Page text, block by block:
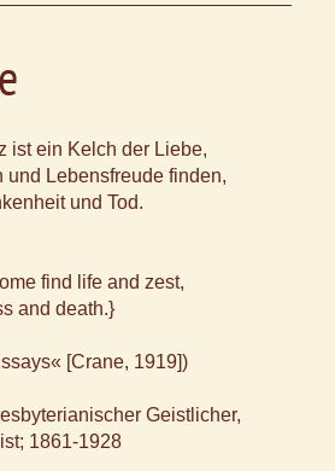
ist ein Kelch der Liebe,
und Lebensfreude finden,
und Tod.
find life and zest,
and death.}
[Crane, 1919])
Geistlicher,
1861-1928